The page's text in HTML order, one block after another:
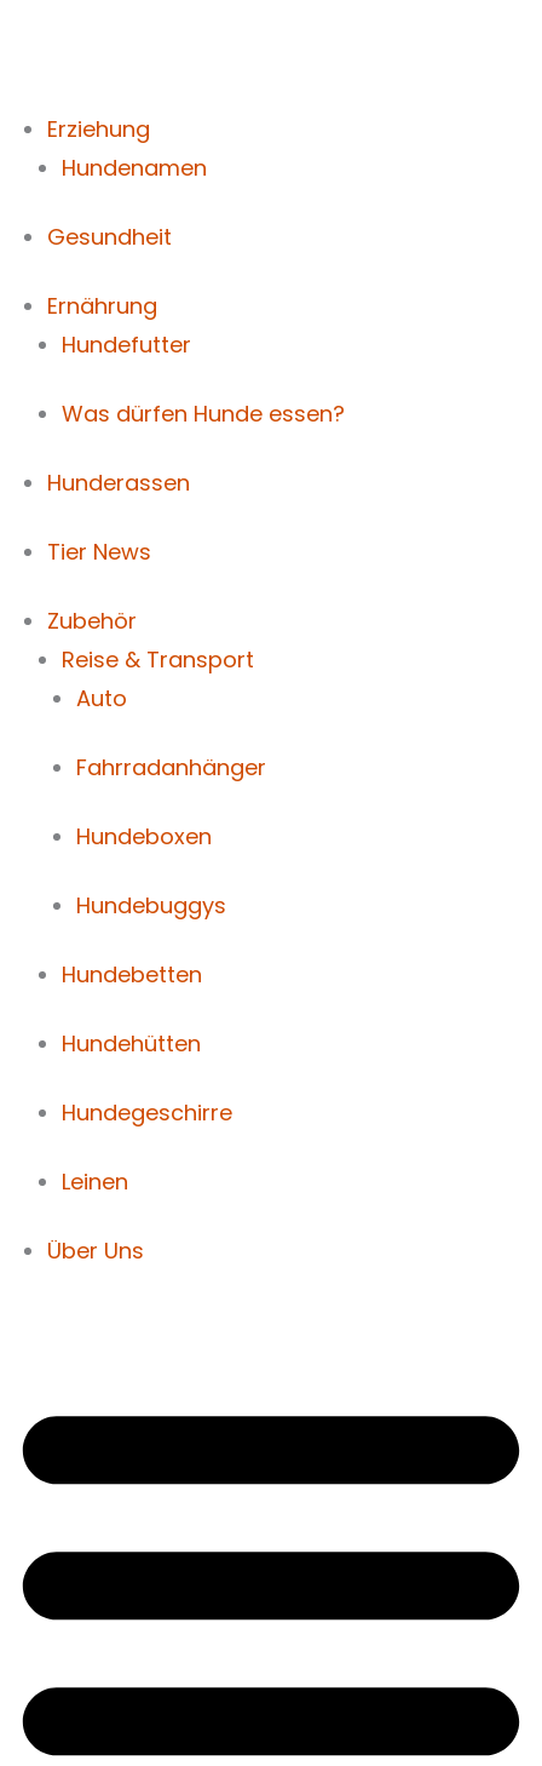
Erziehung
Hundenamen
Gesundheit
Ernährung
Hundefutter
Was dürfen Hunde essen?
Hunderassen
Tier News
Zubehör
Reise & Transport
Auto
Fahrradanhänger
Hundeboxen
Hundebuggys
Hundebetten
Hundehütten
Hundegeschirre
Leinen
Über Uns